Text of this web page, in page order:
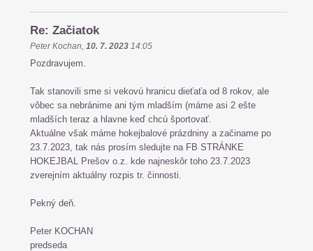
Re: Začiatok
Peter Kochan, 10. 7. 2023 14:05
Pozdravujem.
Tak stanovili sme si vekovú hranicu dieťaťa od 8 rokov, ale
vôbec sa nebránime ani tým mladším (máme asi 2 ešte
mladších teraz a hlavne keď chcú športovať.
Aktuálne však máme hokejbalové prázdniny a začiname po
23.7.2023, tak nás prosím sledujte na FB STRÁNKE
HOKEJBAL Prešov o.z. kde najneskôr toho 23.7.2023
zverejním aktuálny rozpis tr. činnosti.
Pekný deň.
Peter KOCHAN
predseda